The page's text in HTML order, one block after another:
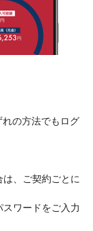
の方法でもログ
、ご契約ごとに
ワードをご入力